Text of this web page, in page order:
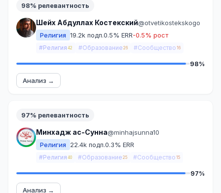
98% релевантность
Шейх Абдуллах Костекский@otvetikostekskogo
Религия 19.2k подп.0.5% ERR-0.5% рост
#Религия 42 #Образование 26 #Сообщество 16
98%
Анализ →
97% релевантность
Минхадж ас-Сунна@minhajsunna10
Религия
22.4k подп.0.3% ERR
#Религия 40 #Образование 25 #Сообщество 15
97%
Анализ →